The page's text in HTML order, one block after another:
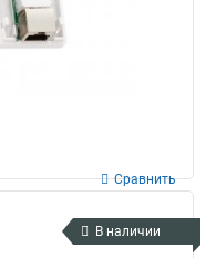
Сравнить
В наличии